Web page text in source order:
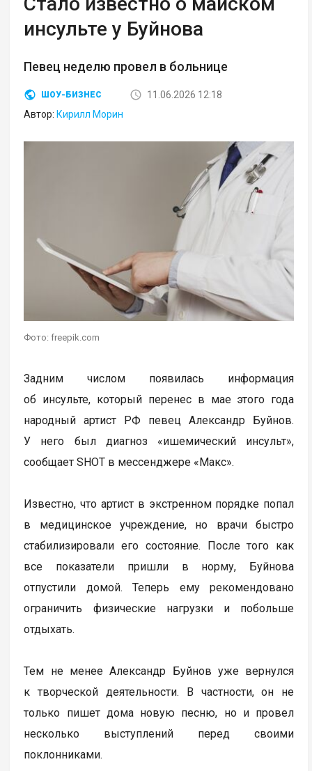
инсульте у Буйнова
Певец неделю провел в больнице
ШОУ-БИЗНЕС
11.06.2026 12:18
Автор: Кирилл Морин
Фото: freepik.com
Задним числом появилась информация
об инсульте, который перенес в мае этого года
народный артист РФ певец Александр Буйнов.
У него был диагноз «ишемический инсульт»,
сообщает SHOT в мессенджере «Макс».
Известно, что артист в экстренном порядке попал
в медицинское учреждение, но врачи быстро
стабилизировали его состояние. После того как
все показатели пришли в норму, Буйнова
отпустили домой. Теперь ему рекомендовано
ограничить физические нагрузки и побольше
отдыхать.
Тем не менее Александр Буйнов уже вернулся
к творческой деятельности. В частности, он не
только пишет дома новую песню, но и провел
несколько выступлений перед своими
поклонниками.